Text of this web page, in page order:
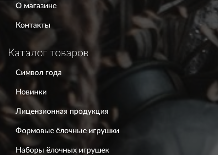
О магазине
Контакты
Каталог товаров
Символ года
Новинки
Лицензионная продукция
Формовые ёлочные игрушки
Наборы ёлочных игрушек